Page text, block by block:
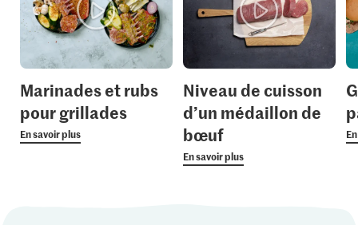
Marinades et rubs
pour grillades
En savoir plus
Niveau de cuisson
d’un médaillon de
bœuf
En savoir plus